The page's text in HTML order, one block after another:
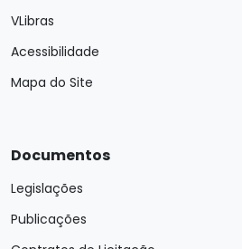
VLibras
Acessibilidade
Mapa do Site
Documentos
Legislações
Publicações